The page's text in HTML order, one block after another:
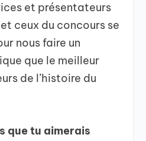
et présentateurs
ceux du concours se
nous faire un
que le meilleur
de l’histoire du
que tu aimerais